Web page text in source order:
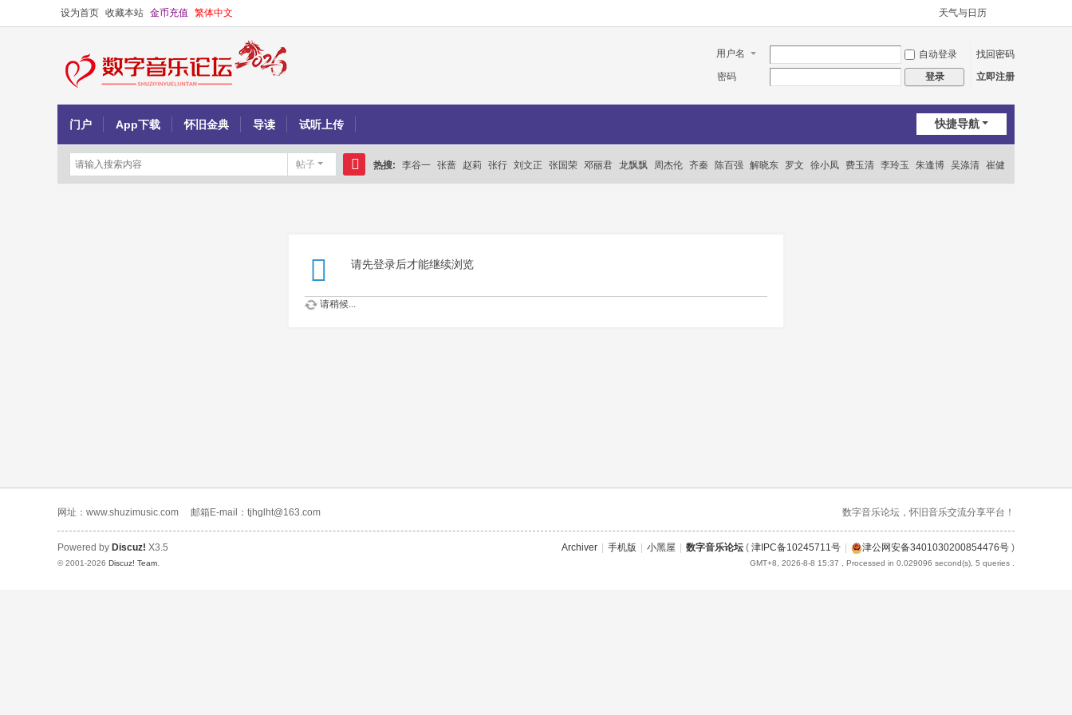
设为首页 收藏本站 金币充值 繁体中文 天气与日历
用户名 自动登录
找回密码
密码
登录 立即注册
快捷导航
门户 App下载 怀旧金典 导读 试听上传
帖子
搜
热搜: 李谷一 张蔷 赵莉 张行 刘文正 张国荣 邓丽君 龙飘飘 周杰伦 齐秦 陈百强 解晓东 罗文 徐小凤 费玉清 李玲玉 朱逢博 吴涤清 崔健
请先登录后才能继续浏览
请稍候...
网址：www.shuzimusic.com 邮箱E-mail：tjhglht@163.com 数字音乐论坛，怀旧音乐交流分享平台！
Archiver 手机版 小黑屋 数字音乐论坛 ( 津IPC备10245711号 津公网安备3401030200854476号 )
GMT+8, 2026-8-8 15:37 , Processed in 0.029096 second(s), 5 queries .
Powered by Discuz! X3.5
© 2001-2026 Discuz! Team